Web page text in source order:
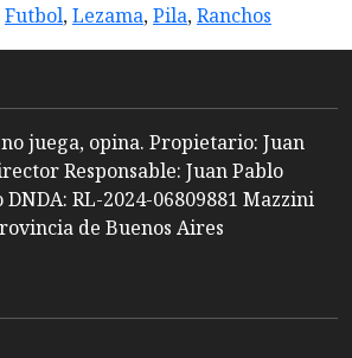
Futbol,Lezama,Pila,Ranchos
juega, opina. Propietario: Juan
Responsable: Juan Pablo
RL-2024-06809881 Mazzini
de Buenos Aires